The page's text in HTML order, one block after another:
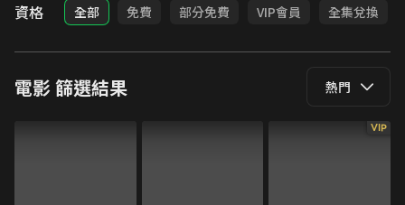
資格 全部 免費 部分免費 VIP會員 全集兌換
電影篩選結果 熱門
VIP